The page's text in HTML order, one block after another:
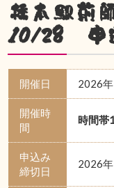
橋本駅前
10/28 申
開催日 2026
開催時
間
時間帯
申込み
締切日
2026